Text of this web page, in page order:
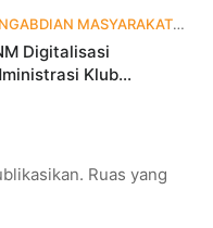
yang lalu MASYARAKAT
Digitalisasi
Klub
Ruas yang